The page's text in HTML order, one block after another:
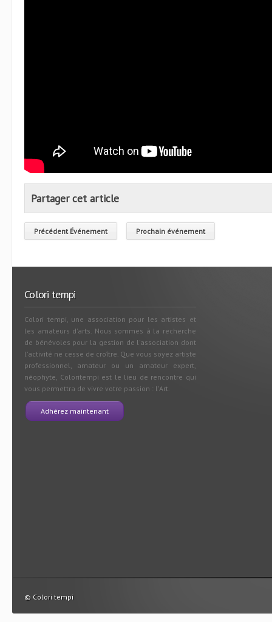
Partager cet article
Prochain événement
Précédent Événement
Colori tempi
Colori tempi, une association pour les artistes et
les amateurs d'arts. Nous sommes à la recherche
de bénévoles pour la gestion de l'association dont
l'activité ne cesse de croître. Que vous soyez artiste
professionnel, amateur ou un amateur expert,
néophyte, Coloritempi est le lieu de rencontre qui
vous permettra de vivre votre passion : l'Art.
Adhérez maintenant
© Colori tempi